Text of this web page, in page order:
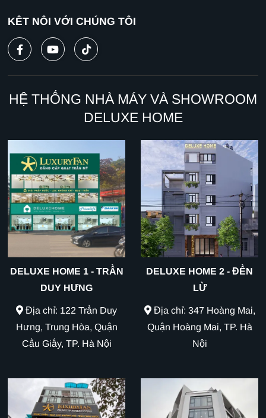
KẾT NỐI VỚI CHÚNG TÔI
HỆ THỐNG NHÀ MÁY VÀ SHOWROOM
DELUXE HOME
DELUXE HOME 1 - TRẦN
DUY HƯNG
Địa chỉ: 122 Trần Duy
Hưng, Trung Hòa, Quận
Cầu Giấy, TP. Hà Nội
DELUXE HOME 2 - ĐỀN
LỪ
Địa chỉ: 347 Hoàng Mai,
Quận Hoàng Mai, TP. Hà
Nội